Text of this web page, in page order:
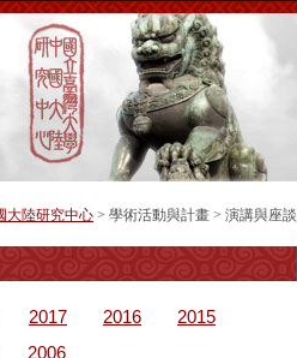
大陸研究中心 > 學術活動與計畫 > 演講與座談
2017 2016
2015
2006